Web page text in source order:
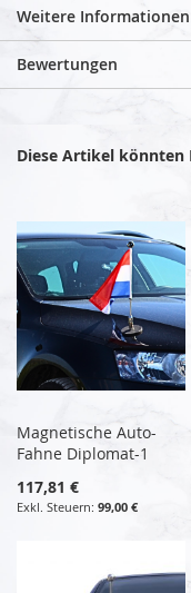
Weitere Informationen
Bewertungen
Diese Artikel könnten
Magnetische Auto-
Fahne Diplomat-1
117,81 €
99,00 €